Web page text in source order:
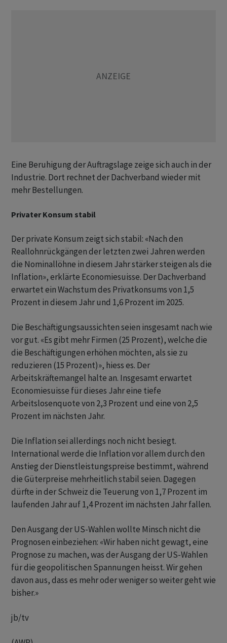
Eine Beruhigung der Auftragslage zeige sich auch in der
Industrie. Dort rechnet der Dachverband wieder mit
mehr Bestellungen.
Privater Konsum stabil
Der private Konsum zeigt sich stabil: «Nach den
Reallohnrückgängen der letzten zwei Jahren werden
die Nominallöhne in diesem Jahr stärker steigen als die
Inflation», erklärte Economiesuisse. Der Dachverband
erwartet ein Wachstum des Privatkonsums von 1,5
Prozent in diesem Jahr und 1,6 Prozent im 2025.
Die Beschäftigungsaussichten seien insgesamt nach wie
vor gut. «Es gibt mehr Firmen (25 Prozent), welche die
die Beschäftigungen erhöhen möchten, als sie zu
reduzieren (15 Prozent)», hiess es. Der
Arbeitskräftemangel halte an. Insgesamt erwartet
Economiesuisse für dieses Jahr eine tiefe
Arbeitslosenquote von 2,3 Prozent und eine von 2,5
Prozent im nächsten Jahr.
Die Inflation sei allerdings noch nicht besiegt.
International werde die Inflation vor allem durch den
Anstieg der Dienstleistungspreise bestimmt, während
die Güterpreise mehrheitlich stabil seien. Dagegen
dürfte in der Schweiz die Teuerung von 1,7 Prozent im
laufenden Jahr auf 1,4 Prozent im nächsten Jahr fallen.
Den Ausgang der US-Wahlen wollte Minsch nicht die
Prognosen einbeziehen: «Wir haben nicht gewagt, eine
Prognose zu machen, was der Ausgang der US-Wahlen
für die geopolitischen Spannungen heisst. Wir gehen
davon aus, dass es mehr oder weniger so weiter geht wie
bisher.»
jb/tv